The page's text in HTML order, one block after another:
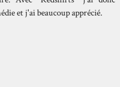
et j'ai beaucoup apprécié.